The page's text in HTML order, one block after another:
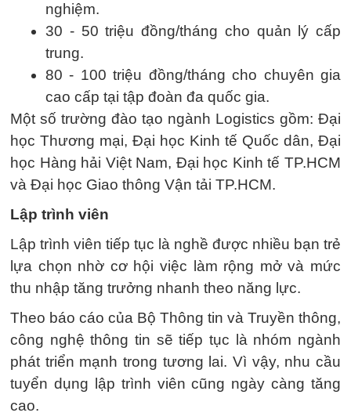
nghiệm.
30 - 50 triệu đồng/tháng cho quản lý cấp
trung.
80 - 100 triệu đồng/tháng cho chuyên gia
cao cấp tại tập đoàn đa quốc gia.
Một số trường đào tạo ngành Logistics gồm: Đại
học Thương mại, Đại học Kinh tế Quốc dân, Đại
học Hàng hải Việt Nam, Đại học Kinh tế TP.HCM
và Đại học Giao thông Vận tải TP.HCM.
Lập trình viên
Lập trình viên tiếp tục là nghề được nhiều bạn trẻ
lựa chọn nhờ cơ hội việc làm rộng mở và mức
thu nhập tăng trưởng nhanh theo năng lực.
Theo báo cáo của Bộ Thông tin và Truyền thông,
công nghệ thông tin sẽ tiếp tục là nhóm ngành
phát triển mạnh trong tương lai. Vì vậy, nhu cầu
tuyển dụng lập trình viên cũng ngày càng tăng
cao.